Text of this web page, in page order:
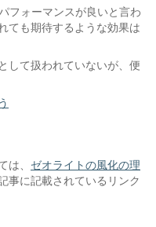
フォーマンスが良いと言わ
ても期待するような効果は
して扱われていないが、便
は、 ゼオライトの風化の理
事に記載されているリンク